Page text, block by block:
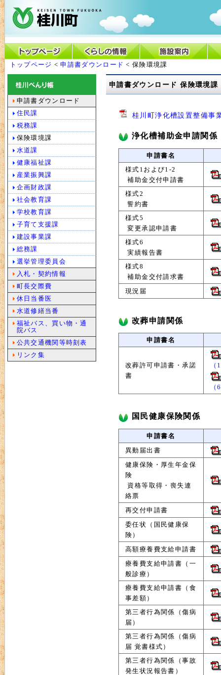
トップページ <申請書ダウンロード < 保険環境課
申請書ダウンロード 保険環境課
桂川町浄化槽設置整備事
浄化槽補助金申請関係
申請書名
様式1および1-2
補助金交付申請書
様式2
誓約書
様式5
変更承認申請書
様式6
実績報告書
様式8
補助金交付請求書
現況届
改葬申請関係
申請書名
改葬許可申請書・承諾
書
国民健康保険関係
申請書名
異動届出書
健康保険・厚生年金保
険
資格等取得・喪失連
絡票
再交付申請書
委任状（国民健康保
険）
高額療養費支給申請書
療養費支給申請書（一
般診療）
療養費支給申請書（食
事差額）
第三者行為関係（傷病
届）
第三者行為関係（傷病
届 覚書様式）
第三者行為関係（事故
発生状況報告書）
申請書ダウンロード
住民課
税務課
保険環境課
水道課
健康福祉課
産業振興課
企画財政課
社会教育課
学校教育課
子育て支援課
建設事業課
総務課
選挙管理委員会
入札・契約情報
町長交際費
休日当番医
水道修繕当番
福祉バス、買い物・通
院バス
公共交通機関等時刻表
リンク集